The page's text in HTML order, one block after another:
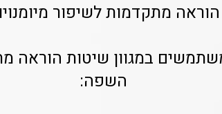
מתקדמות לשיפור
במגוון שיטות הוראה
השפה: